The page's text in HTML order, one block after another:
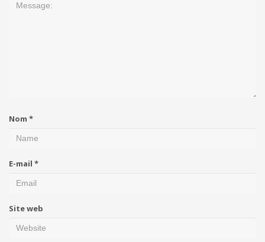
Nom *
E-mail *
Site web